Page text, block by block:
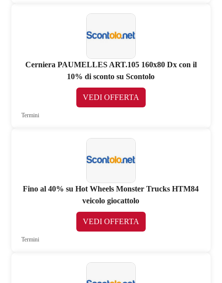
Cerniera PAUMELLES ART.105 160x80 Dx con il
10% di sconto su Scontolo
VEDI OFFERTA
Termini
Fino al 40% su Hot Wheels Monster Trucks HTM84
veicolo giocattolo
VEDI OFFERTA
Termini